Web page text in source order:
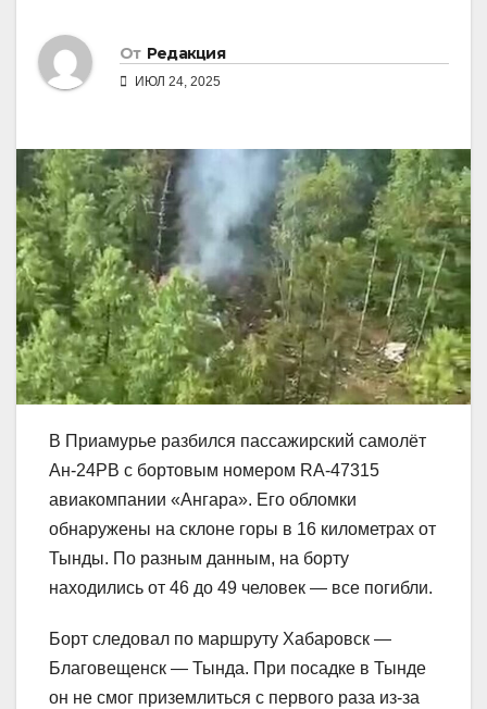
От Редакция
ИЮЛ 24, 2025
В Приамурье разбился пассажирский самолёт
Ан-24РВ с бортовым номером RA-47315
авиакомпании «Ангара». Его обломки
обнаружены на склоне горы в 16 километрах от
Тынды. По разным данным, на борту
находились от 46 до 49 человек — все погибли.
Борт следовал по маршруту Хабаровск —
Благовещенск — Тында. При посадке в Тынде
он не смог приземлиться с первого раза из-за